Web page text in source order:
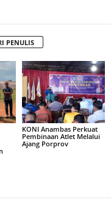
PENULIS
KONI Anambas Perkuat
Pembinaan Atlet Melalui
Ajang Porprov